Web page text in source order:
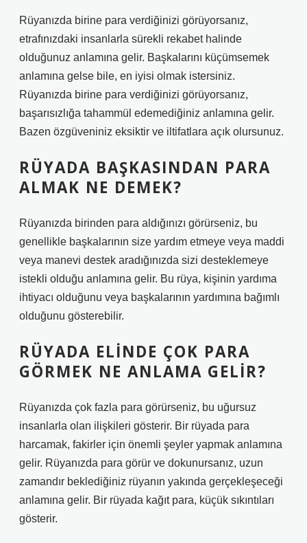
Rüyanızda birine para verdiğinizi görüyorsanız,
etrafınızdaki insanlarla sürekli rekabet halinde
olduğunuz anlamına gelir. Başkalarını küçümsemek
anlamına gelse bile, en iyisi olmak istersiniz.
Rüyanızda birine para verdiğinizi görüyorsanız,
başarısızlığa tahammül edemediğiniz anlamına gelir.
Bazen özgüveniniz eksiktir ve iltifatlara açık olursunuz.
RÜYADA BAŞKASINDAN PARA
ALMAK NE DEMEK?
Rüyanızda birinden para aldığınızı görürseniz, bu
genellikle başkalarının size yardım etmeye veya maddi
veya manevi destek aradığınızda sizi desteklemeye
istekli olduğu anlamına gelir. Bu rüya, kişinin yardıma
ihtiyacı olduğunu veya başkalarının yardımına bağımlı
olduğunu gösterebilir.
RÜYADA ELINDE ÇOK PARA
GÖRMEK NE ANLAMA GELIR?
Rüyanızda çok fazla para görürseniz, bu uğursuz
insanlarla olan ilişkileri gösterir. Bir rüyada para
harcamak, fakirler için önemli şeyler yapmak anlamına
gelir. Rüyanızda para görür ve dokunursanız, uzun
zamandır beklediğiniz rüyanın yakında gerçekleşeceği
anlamına gelir. Bir rüyada kağıt para, küçük sıkıntıları
gösterir.